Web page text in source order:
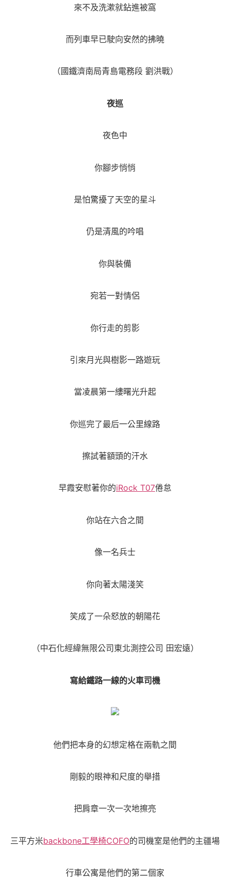
來不及洗漱就鉆進被窩
而列車早已駛向安然的拂曉
（國鐵濟南局青島電務段 劉洪戰）
夜巡
夜色中
你腳步悄悄
是怕驚擾了天空的星斗
仍是清風的吟唱
你與裝備
宛若一對情侶
你行走的剪影
引來月光與樹影一路遊玩
當凌晨第一縷曙光升起
你巡完了最后一公里線路
擦試著額頭的汗水
早霞安慰著你的iRock T07倦怠
你站在六合之間
像一名兵士
你向著太陽淺笑
笑成了一朵怒放的朝陽花
（中石化經緯無限公司東北測控公司 田宏遠）
寫給鐵路一線的火車司機
他們把本身的幻想定格在兩軌之間
剛毅的眼神和尺度的舉措
把肩章一次一次地擦亮
三平方米backbone工學椅COFO的司機室是他們的主疆場
行車公寓是他們的第二個家